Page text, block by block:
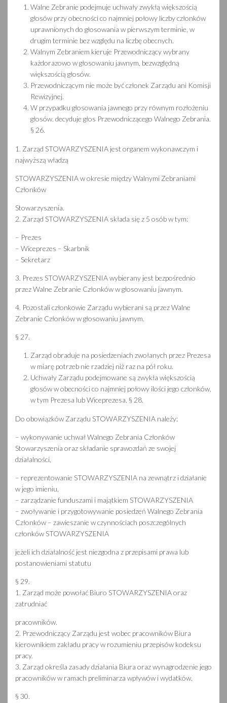
Walne Zebranie podejmuje uchwały zwykłą większością
głosów przy obecności co najmniej połowy liczby członków
uprawnionych do głosowania w pierwszym terminie, w
drugim terminie bez względu na liczbę obecnych.
Walnym Zebraniem kieruje Przewodniczący wybrany
każdorazowo w głosowaniu jawnym, bezwzględną
większością głosów.
Przewodniczącym nie może być członek Zarządu ani Komisji
Rewizyjnej.
W przypadku głosowania jawnego przy równym rozłożeniu
głosów. decyduje głos Przewodniczącego Walnego Zebrania.
§ 26.
1. Zarząd STOWARZYSZENIA jest organem wykonawczym i
najwyższą władzą
STOWARZYSZENIA w okresie między Walnymi Zebraniami
Członków
Stowarzyszenia.
2. Zarząd STOWARZYSZENIA składa się z 5 osób w tym:
– Prezes
– Wiceprezes – Skarbnik
– Sekretarz
3. Prezes STOWARZYSZENIA wybierany jest bezpośrednio
przez Walne Zebranie Członków w głosowaniu jawnym.
4. Pozostali członkowie Zarządu wybierani są przez Walne
Zebranie Członków w głosowaniu jawnym.
§ 27.
Zarząd obraduje na posiedzeniach zwołanych przez Prezesa
w miarę potrzeb nie rzadziej niż raz na pół roku.
Uchwały Zarządu podejmowane są zwykła większością
głosów w obecności co najmniej połowy ilości jego członków,
w tym Prezesa lub Wiceprezesa. § 28.
Do obowiązków Zarządu STOWARZYSZENIA należy:
– wykonywanie uchwał Walnego Zebrania Członków
Stowarzyszenia oraz składanie sprawozdań ze swojej
działalności,
– reprezentowanie STOWARZYSZENIA na zewnątrz i działanie
w jego imieniu,
– zarządzanie funduszami i majątkiem STOWARZYSZENIA
– zwoływanie i przygotowywanie posiedzeń Walnego Zebrania
Członków – zawieszanie w czynnościach poszczególnych
członków STOWARZYSZENIA
jeżeli ich działalność jest niezgodna z przepisami prawa lub
postanowieniami statutu
§ 29.
1. Zarząd może powołać Biuro STOWARZYSZENIA oraz
zatrudniać
pracowników.
2. Przewodniczący Zarządu jest wobec pracowników Biura
kierownikiem zakładu pracy w rozumieniu przepisów kodeksu
pracy.
3. Zarząd określa zasady działania Biura oraz wynagrodzenie jego
pracowników w ramach preliminarza wpływów i wydatków.
§ 30.